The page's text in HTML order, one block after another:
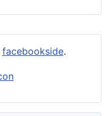
facebookside.